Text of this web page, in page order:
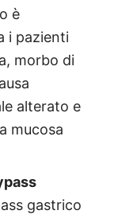
è
i pazienti
morbo di
alterato e
mucosa
gastrico